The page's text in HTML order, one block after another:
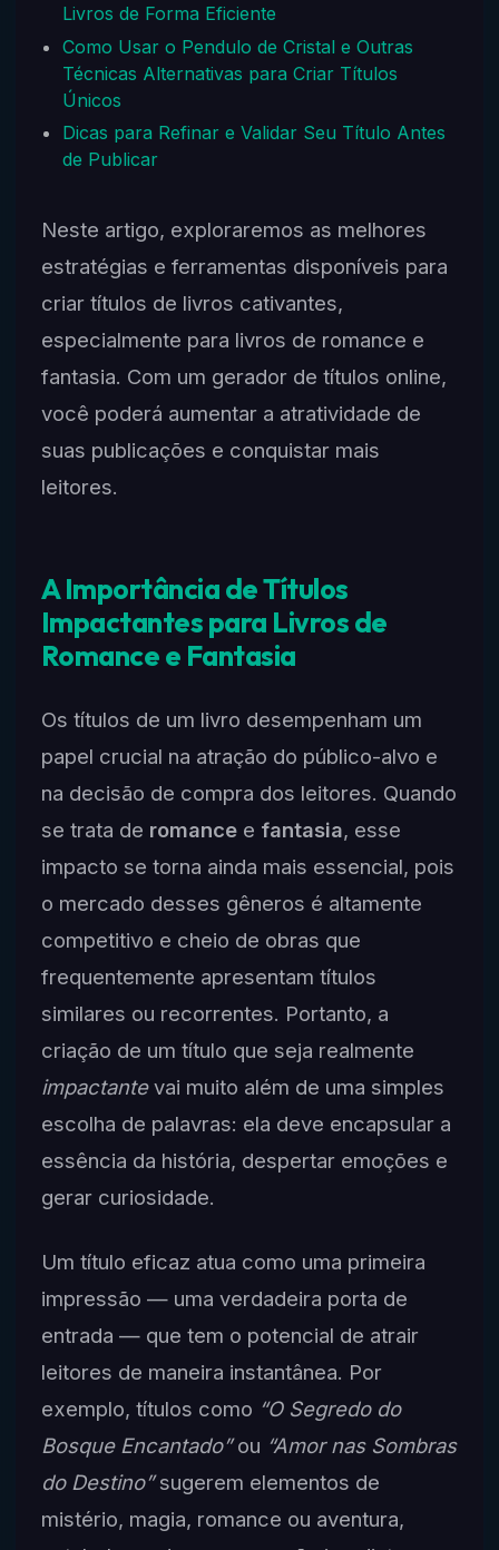
Livros de Forma Eficiente
Como Usar o Pendulo de Cristal e Outras
Técnicas Alternativas para Criar Títulos
Únicos
Dicas para Refinar e Validar Seu Título Antes
de Publicar
Neste artigo, exploraremos as melhores
estratégias e ferramentas disponíveis para
criar títulos de livros cativantes,
especialmente para livros de romance e
fantasia. Com um gerador de títulos online,
você poderá aumentar a atratividade de
suas publicações e conquistar mais
leitores.
A Importância de Títulos
Impactantes para Livros de
Romance e Fantasia
Os títulos de um livro desempenham um
papel crucial na atração do público-alvo e
na decisão de compra dos leitores. Quando
se trata de romancee fantasia, esse
impacto se torna ainda mais essencial, pois
o mercado desses gêneros é altamente
competitivo e cheio de obras que
frequentemente apresentam títulos
similares ou recorrentes. Portanto, a
criação de um título que seja realmente
impactantevai muito além de uma simples
escolha de palavras: ela deve encapsular a
essência da história, despertar emoções e
gerar curiosidade.
Um título eficaz atua como uma primeira
impressão — uma verdadeira porta de
entrada — que tem o potencial de atrair
leitores de maneira instantânea. Por
exemplo, títulos como “O Segredo do
Bosque Encantado”ou “Amor nas Sombras
do Destino”sugerem elementos de
mistério, magia, romance ou aventura,